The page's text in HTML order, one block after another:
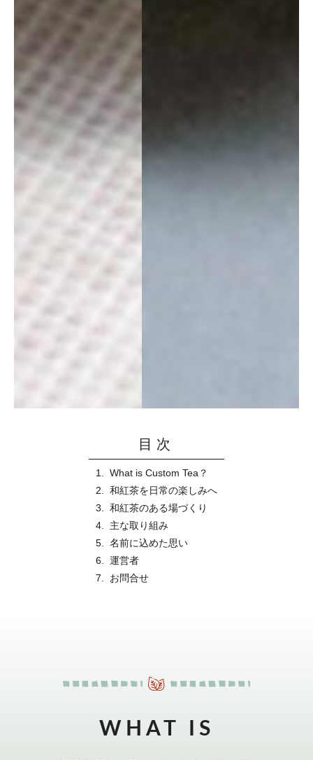
目次
What is Custom Tea？
和紅茶を日常の楽しみへ
和紅茶のある場づくり
主な取り組み
名前に込めた思い
運営者
お問合せ
WHAT IS